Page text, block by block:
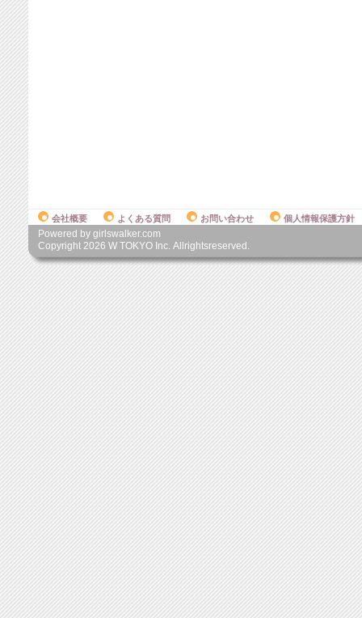
会社概要 よくある質問 お問い合わせ 個人情報保護方針
Powered by girlswalker.com
Copyright 2026 W TOKYO Inc. Allrightsreserved.